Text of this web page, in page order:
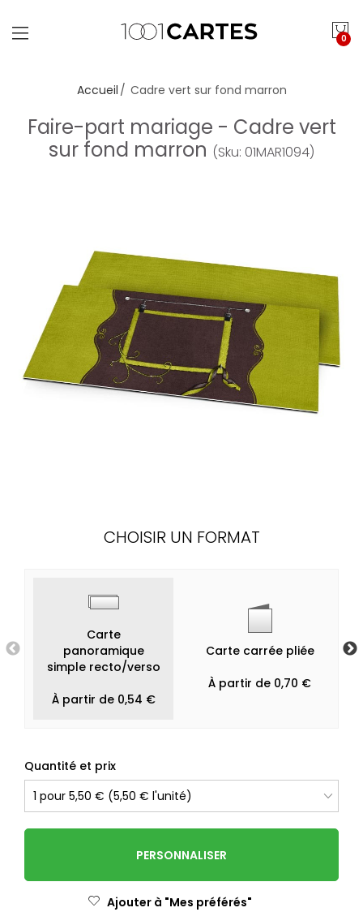
0
Accueil Cadre vert sur fond marron
Faire-part mariage - Cadre vert
sur fond marron (Sku: 01MAR1094)
CHOISIR UN FORMAT
Carte
panoramique
simple recto/verso
À partir de 0,54 €
Carte carrée pliée
À partir de 0,70 €
Quantité et prix
PERSONNALISER
Ajouter à "Mes préférés"